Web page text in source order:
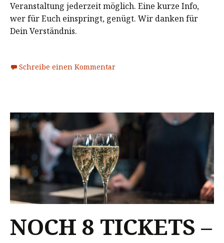
Veranstaltung jederzeit möglich. Eine kurze Info,
wer für Euch einspringt, genügt. Wir danken für
Dein Verständnis.
Schreibe einen Kommentar
NOCH 8 TICKETS –